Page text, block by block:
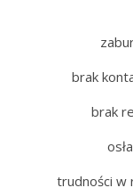
brak
brak
trudności w